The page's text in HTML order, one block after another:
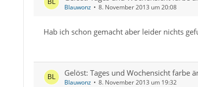
Blauwonz 8. November 2013 um 20:08
Hab ich schon gemacht aber leider nichts
Gelöst: Tages und Wochensicht farbe
Blauwonz 8. November 2013 um 19:32